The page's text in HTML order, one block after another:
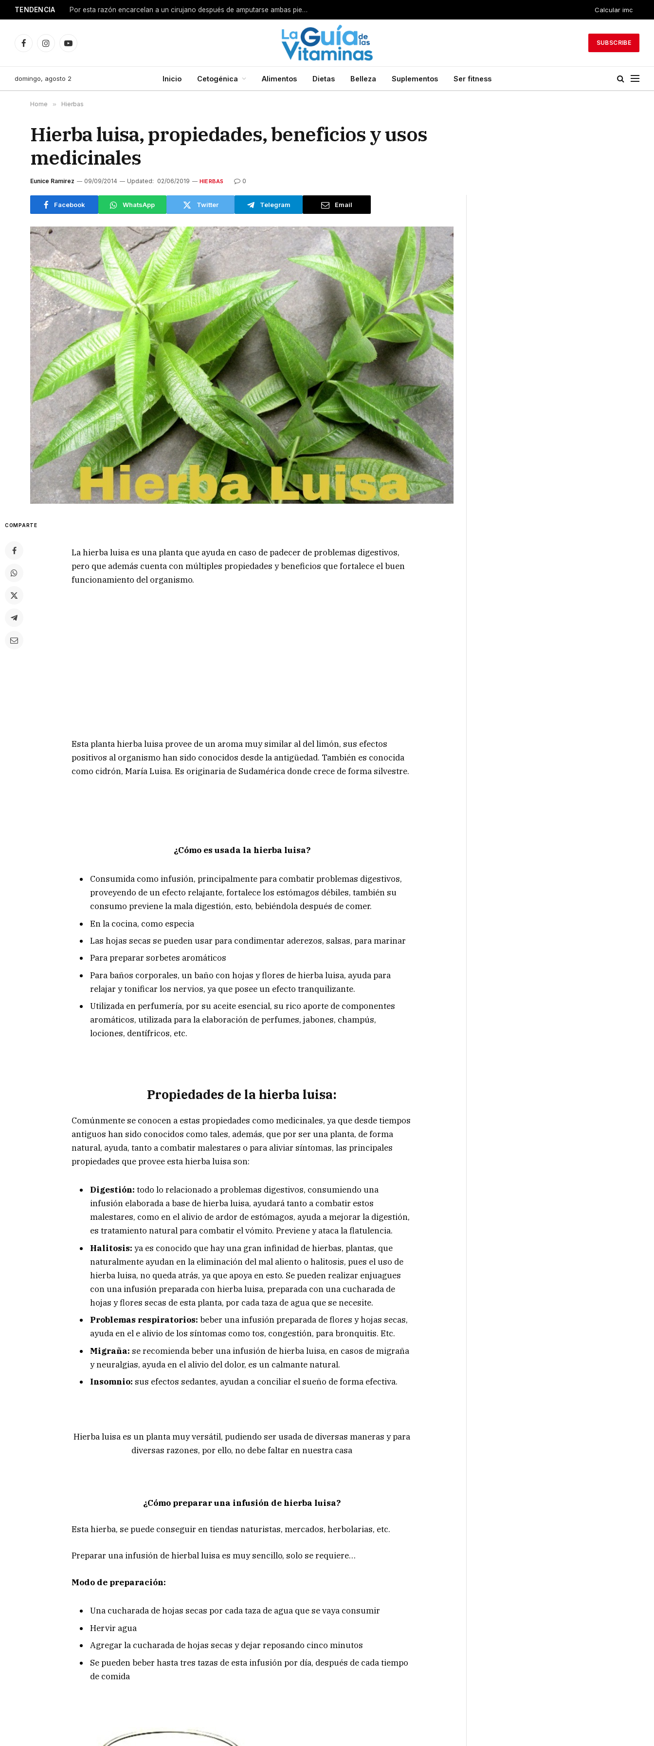
TENDENCIA Por esta razón encarcelan a un cirujano después de amputarse ambas piernas Calcular imc
FacebookInstagramYouTube
SUBSCRIBE
domingo, agosto 2 Inicio Cetogénica Alimentos Dietas Belleza Suplementos Ser fitness
Home » Hierbas
Hierba luisa, propiedades, beneficios y usos
medicinales
Eunice Ramirez 09/09/2014 Updated: 02/06/2019 HIERBAS 0
Facebook WhatsApp Twitter Telegram Email
COMPARTE
La hierba luisa es una planta que ayuda en caso de padecer de problemas digestivos,
pero que además cuenta con múltiples propiedades y beneficios que fortalece el buen
funcionamiento del organismo.
Esta planta hierba luisa provee de un aroma muy similar al del limón, sus efectos
positivos al organismo han sido conocidos desde la antigüedad. También es conocida
como cidrón, María Luisa. Es originaria de Sudamérica donde crece de forma silvestre.
¿Cómo es usada la hierba luisa?
Consumida como infusión, principalmente para combatir problemas digestivos,
proveyendo de un efecto relajante, fortalece los estómagos débiles, también su
consumo previene la mala digestión, esto, bebiéndola después de comer.
En la cocina, como especia
Las hojas secas se pueden usar para condimentar aderezos, salsas, para marinar
Para preparar sorbetes aromáticos
Para baños corporales, un baño con hojas y flores de hierba luisa, ayuda para
relajar y tonificar los nervios, ya que posee un efecto tranquilizante.
Utilizada en perfumería, por su aceite esencial, su rico aporte de componentes
aromáticos, utilizada para la elaboración de perfumes, jabones, champús,
lociones, dentífricos, etc.
Propiedades de la hierba luisa:
Comúnmente se conocen a estas propiedades como medicinales, ya que desde tiempos
antiguos han sido conocidos como tales, además, que por ser una planta, de forma
natural, ayuda, tanto a combatir malestares o para aliviar síntomas, las principales
propiedades que provee esta hierba luisa son:
Digestión: todo lo relacionado a problemas digestivos, consumiendo una
infusión elaborada a base de hierba luisa, ayudará tanto a combatir estos
malestares, como en el alivio de ardor de estómagos, ayuda a mejorar la digestión,
es tratamiento natural para combatir el vómito. Previene y ataca la flatulencia.
Halitosis: ya es conocido que hay una gran infinidad de hierbas, plantas, que
naturalmente ayudan en la eliminación del mal aliento o halitosis, pues el uso de
hierba luisa, no queda atrás, ya que apoya en esto. Se pueden realizar enjuagues
con una infusión preparada con hierba luisa, preparada con una cucharada de
hojas y flores secas de esta planta, por cada taza de agua que se necesite.
Problemas respiratorios: beber una infusión preparada de flores y hojas secas,
ayuda en el e alivio de los síntomas como tos, congestión, para bronquitis. Etc.
Migraña: se recomienda beber una infusión de hierba luisa, en casos de migraña
y neuralgias, ayuda en el alivio del dolor, es un calmante natural.
Insomnio: sus efectos sedantes, ayudan a conciliar el sueño de forma efectiva.
Hierba luisa es un planta muy versátil, pudiendo ser usada de diversas maneras y para
diversas razones, por ello, no debe faltar en nuestra casa
¿Cómo preparar una infusión de hierba luisa?
Esta hierba, se puede conseguir en tiendas naturistas, mercados, herbolarias, etc.
Preparar una infusión de hierbal luisa es muy sencillo, solo se requiere…
Modo de preparación:
Una cucharada de hojas secas por cada taza de agua que se vaya consumir
Hervir agua
Agregar la cucharada de hojas secas y dejar reposando cinco minutos
Se pueden beber hasta tres tazas de esta infusión por día, después de cada tiempo
de comida